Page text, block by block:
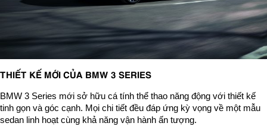
THIẾT KẾ MỚI CỦA BMW 3 SERIES
BMW 3 Series mới sở hữu cá tính thể thao năng động với thiết kế
tinh gọn và góc cạnh. Mọi chi tiết đều đáp ứng kỳ vọng về một mẫu
sedan linh hoạt cùng khả năng vận hành ấn tượng.